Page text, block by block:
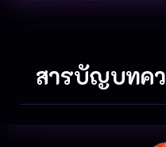
สารบัญบทค